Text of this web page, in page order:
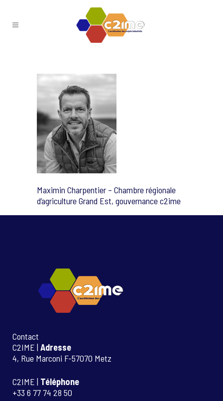
Maximin Charpentier – Chambre régionale
d’agriculture Grand Est, gouvernance c2ime
Contact
C2IME | Adresse
4, Rue Marconi F-57070 Metz
C2IME | Téléphone
+33 6 77 74 28 50